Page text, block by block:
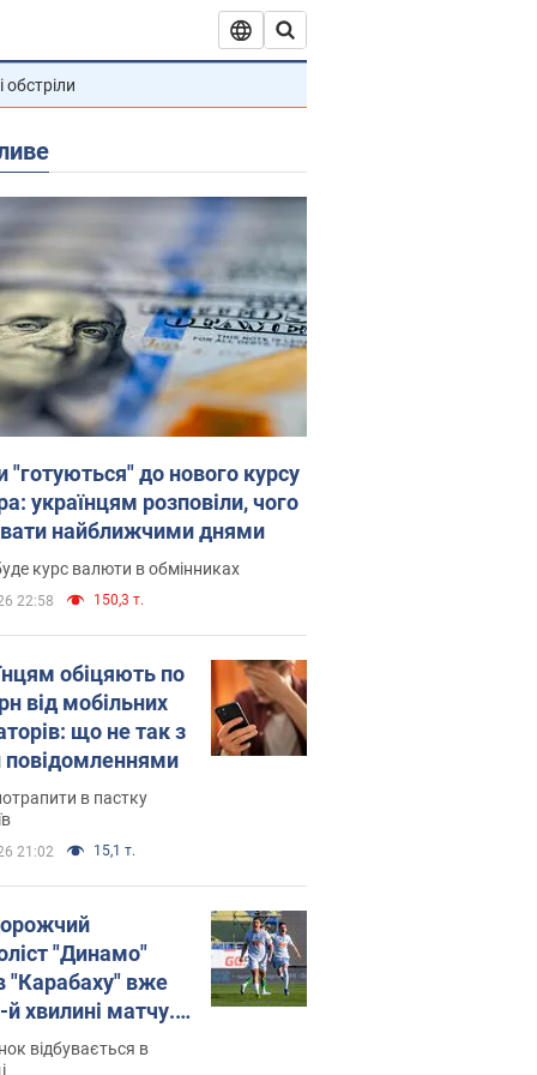
обстріли
"готуються" до нового курсу
українцям розповіли, чого
найближчими днями
курс валюти в обмінниках
22:58 150,3 т.
обіцяють по
від мобільних
що не так з
в пастку
21:02 15,1 т.
"Динамо"
"Карабаху" вже
й хвилині матчу.
відбувається в